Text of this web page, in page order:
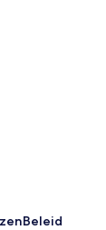
Beleid